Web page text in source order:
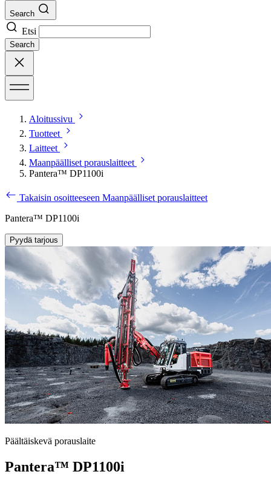
Search
Etsi
Search
Aloitussivu
Tuotteet
Laitteet
Maanpäälliset porauslaitteet
Pantera™ DP1100i
Takaisin osoitteeseen Maanpäälliset porauslaitteet
Pantera™ DP1100i
Pyydä tarjous
Päältäiskevä porauslaite
Pantera™ DP1100i